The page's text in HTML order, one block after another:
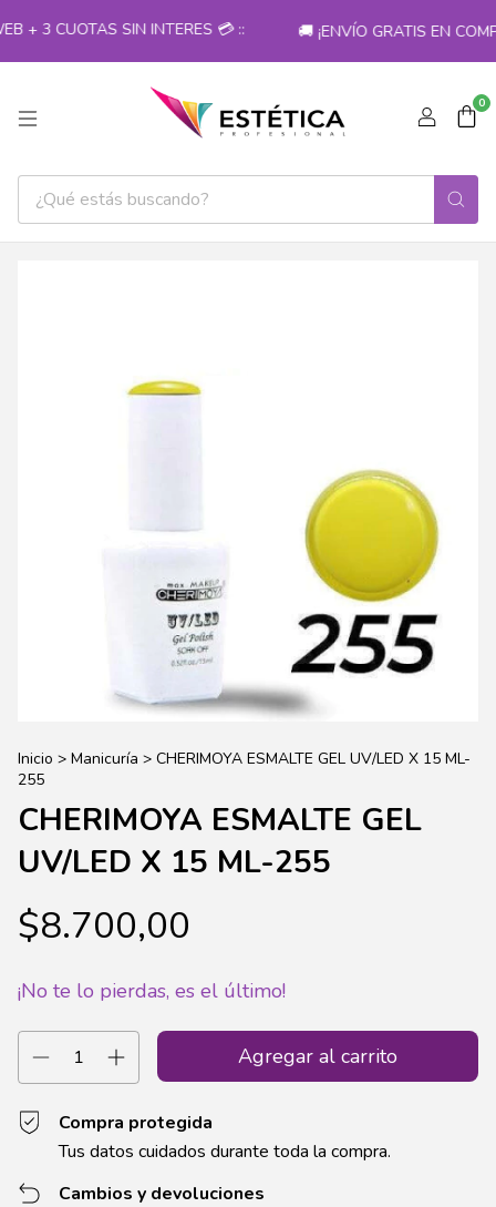
+ 3 CUOTAS SIN INTERES 💳 :: 🚚 ¡ENVÍO GRATIS EN
0
Inicio > Manicuría > CHERIMOYA ESMALTE GEL UV/LED X 15 ML-
255
CHERIMOYA ESMALTE GEL
UV/LED X 15 ML-255
$8.700,00
¡No te lo pierdas, es el último!
Compra protegida
Tus datos cuidados durante toda la compra.
Cambios y devoluciones